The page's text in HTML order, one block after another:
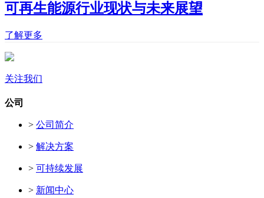
可再生能源行业现状与未来展望
了解更多
关注我们
公司
> 公司简介
> 解决方案
> 可持续发展
> 新闻中心